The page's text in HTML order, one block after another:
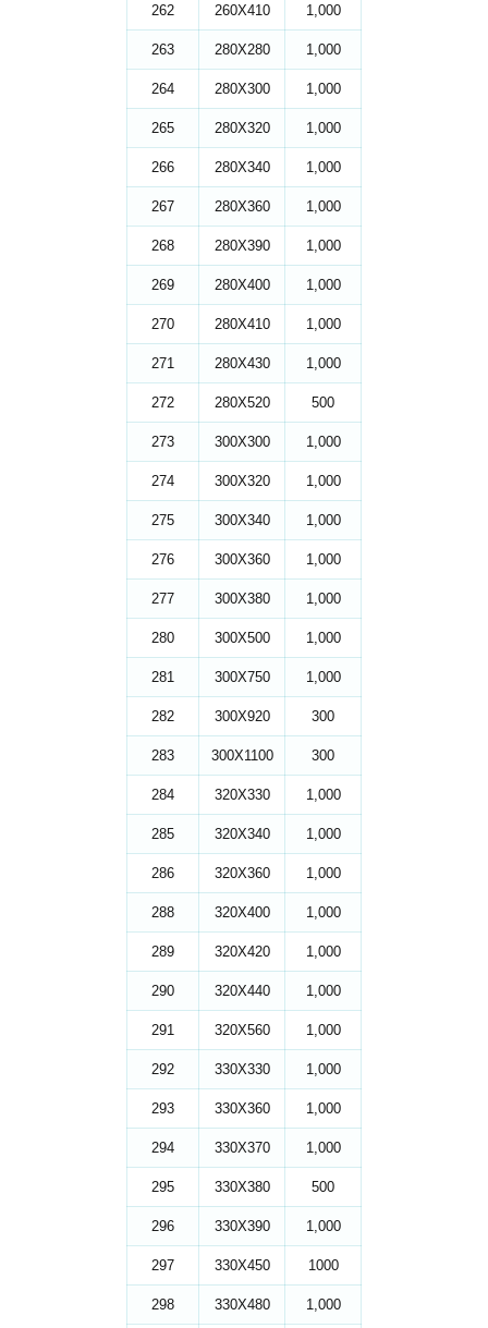
262 260X410 1,000
263 280X280 1,000
264 280X300 1,000
265 280X320 1,000
266 280X340 1,000
267 280X360 1,000
268 280X390 1,000
269 280X400 1,000
270 280X410 1,000
271 280X430 1,000
272 280X520 500
273 300X300 1,000
274 300X320 1,000
275 300X340 1,000
276 300X360 1,000
277 300X380 1,000
280 300X500 1,000
281 300X750 1,000
282 300X920 300
283 300X1100 300
284 320X330 1,000
285 320X340 1,000
286 320X360 1,000
288 320X400 1,000
289 320X420 1,000
290 320X440 1,000
291 320X560 1,000
292 330X330 1,000
293 330X360 1,000
294 330X370 1,000
295 330X380 500
296 330X390 1,000
297 330X450 1000
298 330X480 1,000